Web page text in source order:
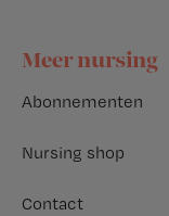
Footer
Meer nursing
Abonnementen
Nursing shop
Contact